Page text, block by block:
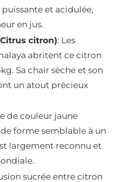
et acidulée,
en jus.
citron): Les
abritent ce citron
Sa chair sèche et son
un atout précieux
de couleur jaune
forme semblable à un
largement reconnu et
sucrée entre citron